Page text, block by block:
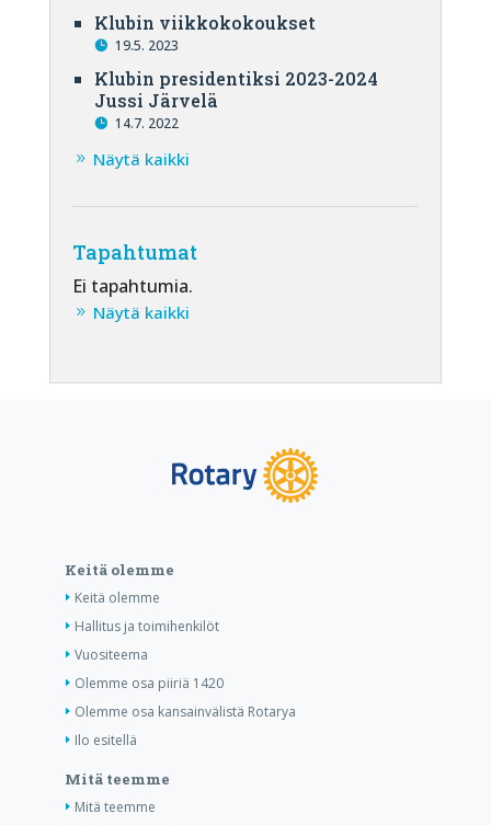
Klubin viikkokokoukset
19.5. 2023
Klubin presidentiksi 2023-2024
Jussi Järvelä
14.7. 2022
Näytä kaikki
Tapahtumat
Ei tapahtumia.
Näytä kaikki
Keitä olemme
Keitä olemme
Hallitus ja toimihenkilöt
Vuositeema
Olemme osa piiriä 1420
Olemme osa kansainvälistä Rotarya
Ilo esitellä
Mitä teemme
Mitä teemme